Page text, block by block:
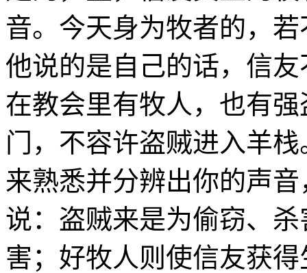
音。今天身为牧者的，
他说的是自己的话，信
在教会里有牧人，也有
门，不容许盗贼进入羊
来熟悉并分辨出你的声
说：盗贼来是为偷窃、
害；好牧人则使信友获